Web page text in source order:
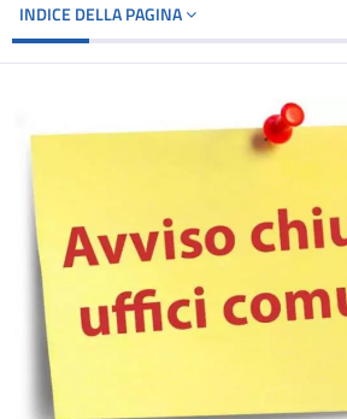
INDICE DELLA PAGINA